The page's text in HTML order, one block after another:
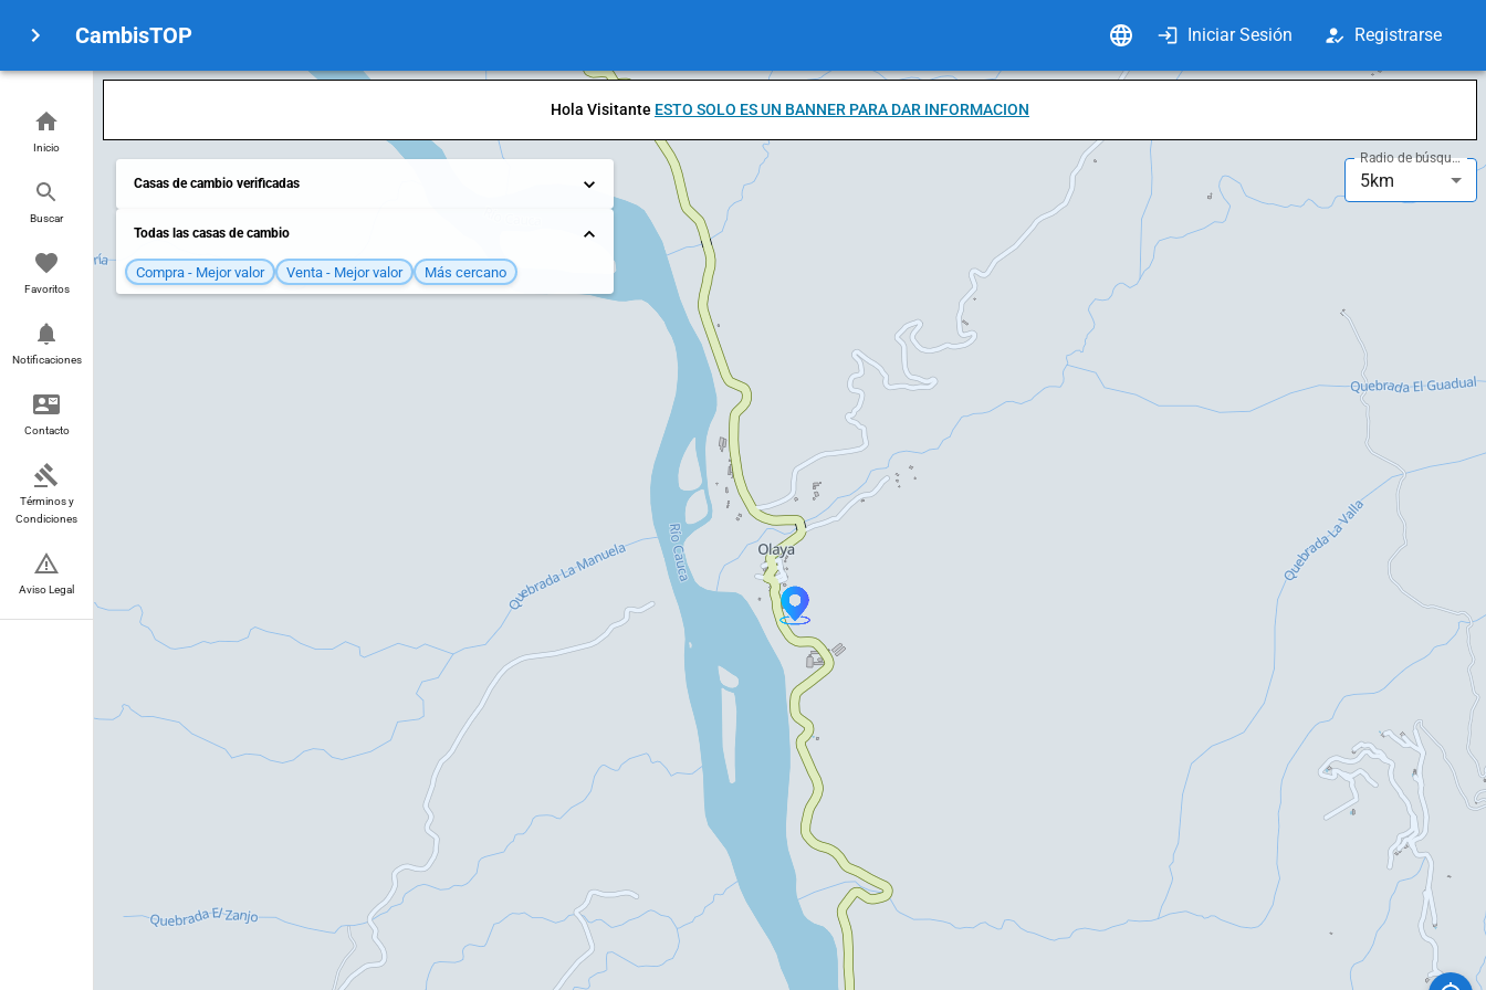
CambisTOP Iniciar Sesión Registrarse
Inicio
Buscar
Favoritos
Notificaciones
Contacto
Términos y
Condiciones
Aviso Legal
Hola Visitante ESTO SOLO ES UN BANNER PARA DAR INFORMACION
Radio de búsqueda
5km
Casas de cambio verificadas
Todas las casas de cambio
Compra - Mejor valor Venta - Mejor valor Más cercano